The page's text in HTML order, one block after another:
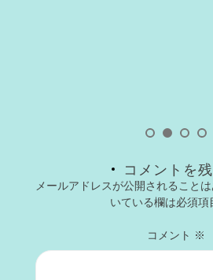
コメントを
メールアドレスが公開されることは
いている欄は必須項
コメント ※